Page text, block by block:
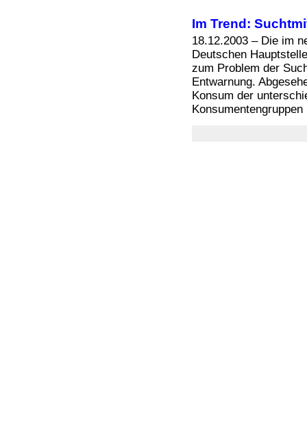
Im Trend:
18.12.2003 – Die im
Deutschen
zum Problem der
Entwarnung.
Konsum der
Konsumentengruppen